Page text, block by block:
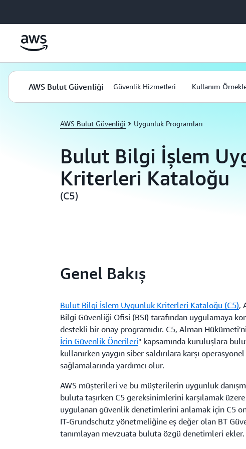
AWS Bulut Güvenliği Güvenlik Hizmetleri Kullanım
AWS Bulut Güvenliği Uygunluk Programları
Bulut Bilgi İşlem
Kriterleri Kataloğu
(C5)
Genel Bakış
Bulut Bilgi İşlem Uygunluk Kriterleri Kataloğu (C5),
Bilgi Güvenliği Ofisi (BSI) tarafından uygulamaya
destekli bir onay programıdır. C5, Alman
İçin Güvenlik Önerileri" kapsamında kuruluşlara
kullanırken yaygın siber saldırılara karşı
sağlamalarında yardımcı olur.
AWS müşterileri ve bu müşterilerin uygunluk
buluta taşırken C5 gereksinimlerini karşılamak
uygulanan güvenlik denetimlerini anlamak için C5
IT-Grundschutz yönetmeliğine eş değer olan BT
tanımlayan mevzuata buluta özgü denetimleri ekler.